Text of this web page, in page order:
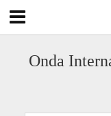
Onda